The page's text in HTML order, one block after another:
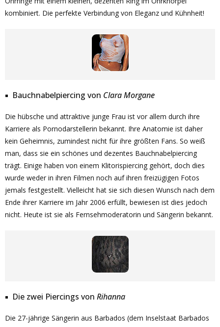
kombiniert. Die perfekte Verbindung von Eleganz und Kühnheit!
Bauchnabelpiercing von Clara Morgane
Die hübsche und attraktive junge Frau ist vor allem durch ihre
Karriere als Pornodarstellerin bekannt. Ihre Anatomie ist daher
kein Geheimnis, zumindest nicht für ihre größten Fans. So weiß
man, dass sie ein schönes und dezentes Bauchnabelpiercing
trägt. Einige haben von einem Klitorispiercing gehört, doch dies
wurde weder in ihren Filmen noch auf ihren freizügigen Fotos
jemals festgestellt. Vielleicht hat sie sich diesen Wunsch nach dem
Ende ihrer Karriere im Jahr 2006 erfüllt, bewiesen ist dies jedoch
nicht. Heute ist sie als Fernsehmoderatorin und Sängerin bekannt.
Die zwei Piercings von Rihanna
Die 27-jährige Sängerin aus Barbados (dem Inselstaat Barbados